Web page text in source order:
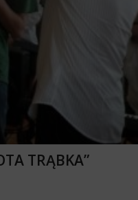
TRĄBKA”